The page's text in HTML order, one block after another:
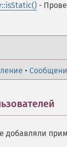
-
•
добавляли